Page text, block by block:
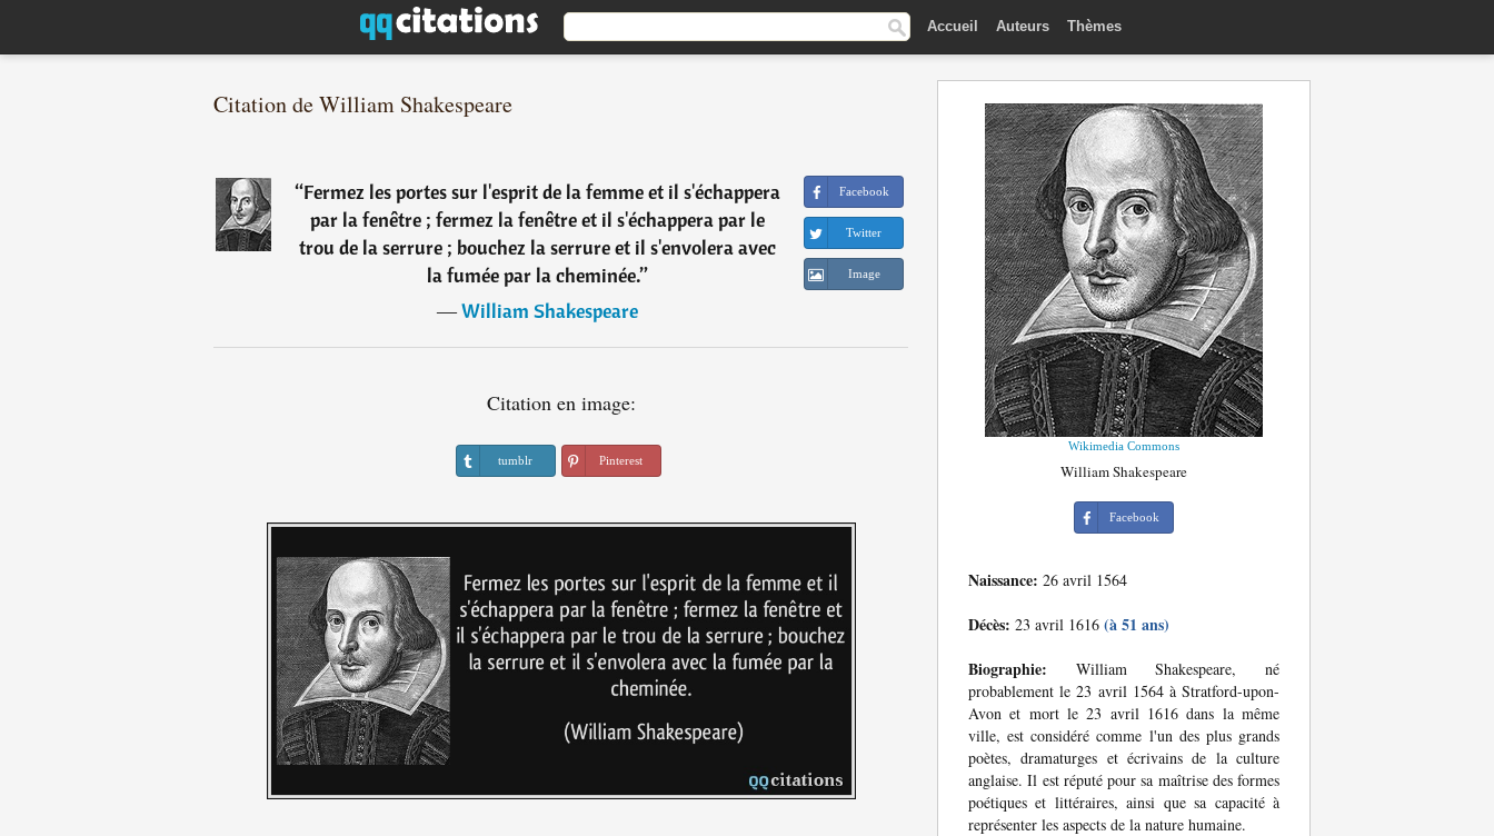
Accueil Auteurs Thèmes
Citation de William Shakespeare
“Fermez les portes sur l'esprit de la femme et il s'échappera
par la fenêtre ; fermez la fenêtre et il s'échappera par le
trou de la serrure ; bouchez la serrure et il s'envolera avec
la fumée par la cheminée.”
―William Shakespeare
Facebook
Twitter
Image
Citation en image:
tumblr Pinterest
Wikimedia Commons
William Shakespeare
Facebook
Naissance: 26 avril 1564
Décès: 23 avril 1616 (à 51 ans)
Biographie: William Shakespeare, né
probablement le 23 avril 1564 à Stratford-upon-
Avon et mort le 23 avril 1616 dans la même
ville, est considéré comme l'un des plus grands
poètes, dramaturges et écrivains de la culture
anglaise. Il est réputé pour sa maîtrise des formes
poétiques et littéraires, ainsi que sa capacité à
représenter les aspects de la nature humaine.